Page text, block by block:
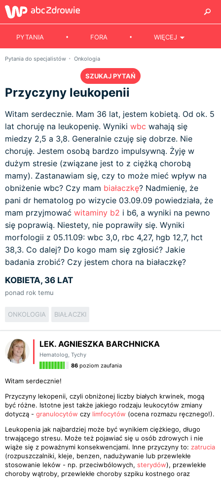
PYTANIA FORA WIĘCEJ
Pytania do specjalistów Onkologia
SZUKAJ PYTAŃ
Przyczyny leukopenii
Witam serdecznie. Mam 36 lat, jestem kobietą. Od ok. 5
lat choruję na leukopenię. Wyniki wbc wahają się
miedzy 2,5 a 3,8. Generalnie czuję się dobrze. Nie
choruję. Jestem osobą bardzo impulsywną. Żyję w
dużym stresie (związane jest to z ciężką chorobą
mamy). Zastanawiam się, czy to może mieć wpływ na
obniżenie wbc? Czy mam białaczkę? Nadmienię, że
pani dr hematolog po wizycie 03.09.09 powiedziała, że
mam przyjmować witaminy b2 i b6, a wyniki na pewno
się poprawią. Niestety, nie poprawiły się. Wyniki
morfologii z 05.11.09: wbc 3,0, rbc 4,27, hgb 12,7, hct
38,3. Co dalej? Do kogo mam się zgłosić? Jakie
badania zrobić? Czy jestem chora na białaczkę?
KOBIETA, 36 LAT
ponad rok temu
ONKOLOGIA BIAŁACZKI
LEK. AGNIESZKA BARCHNICKA
Hematolog, Tychy
86 poziom zaufania
Witam serdecznie!
Przyczyny lekopenii, czyli obniżonej liczby białych krwinek, mogą
być różne. Istotne jest także jakiego rodzaju leukocytów zmiany
dotyczą - granulocytów czy limfocytów (ocena rozmazu ręcznego!).
Leukopenia jak najbardziej może być wynikiem ciężkiego, długo
trwającego stresu. Może też pojawiać się u osób zdrowych i nie
wiąże się z poważnymi konsekwencjami. Inne przyczyny to: zatrucia
(rozpuszczalniki, kleje, benzen, nadużywanie lub przewlekłe
stosowanie leków - np. przeciwbólowych, sterydów), przewlekłe
choroby wątroby, przewlekłe choroby szpiku kostnego oraz